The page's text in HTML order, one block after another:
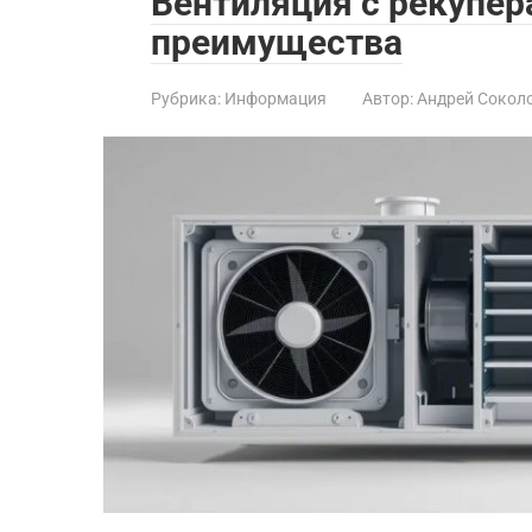
преимущества
Рубрика: Информация Автор: Андрей